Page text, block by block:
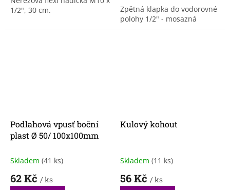
hvězdiček.
1/2", 30 cm.
Zpětná klapka do vodorovné
polohy 1/2" - mosazná
Podlahová vpusť boční
plast Ø 50/ 100x100mm
Skladem (41 ks)
62 Kč / ks
Kulový kohout
Skladem (11 ks)
56 Kč / ks